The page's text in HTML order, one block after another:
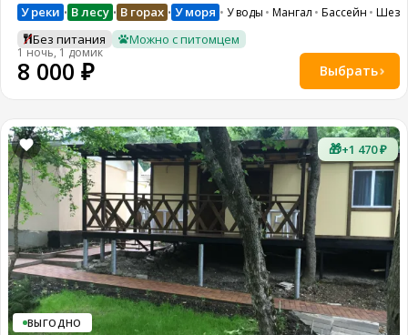
У реки • В лесу • В горах • У моря У воды Мангал Бассейн
Без питания Можно с питомцем
1 ночь, 1 домик
8 000 ₽ Выбрать
🎁+1 470 ₽
ВЫГОДНО